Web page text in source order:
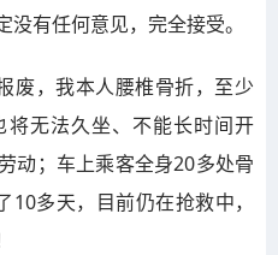
有任何意见，完全接受。
废，我本人腰椎骨折，至少
无法久坐、不能长时间开
动；车上乘客全身20多处骨
多天，目前仍在抢救中，